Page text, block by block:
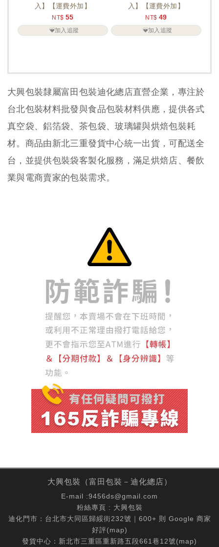
入】【運費外加】
NT$ 55
加入追蹤
入】【運費外加】
NT$ 49
加入追蹤
大興包裝隸屬富田包裝迪化總店直營企業，專注於
台北包裝材料批發與食品包裝材料供應，提供各式
真空袋、鋁箔袋、茶包袋、玻璃罐與烘焙包裝耗
材。商品由新北三重發貨中心統一出貨，可配送全
台，並提供包裝袋客製化服務，滿足烘焙店、餐飲
業與電商賣家的包裝需求。
大興包裝（富田包裝－迪化總店）
E-mail :9456ds@gmail.com
粉絲專頁 : 大興包裝
迪化門市：台北市大同區歸綏街232號｜600+ 則 Google 商家
好評(map)
發貨中心：新北市三重區重新路五段661巷12號(map)